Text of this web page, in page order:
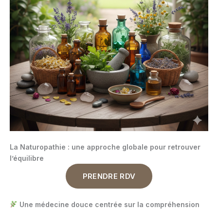
La Naturopathie : une approche globale pour retrouver
l’équilibre
PRENDRE RDV
Une médecine douce centrée sur la compréhension